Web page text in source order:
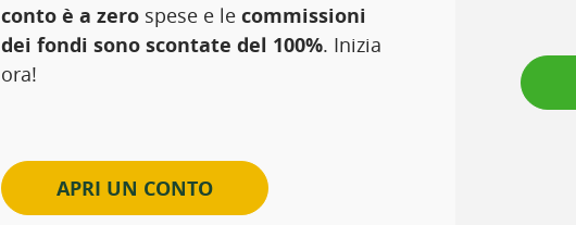
conto è a zero spese e le commissioni
dei fondi sono scontate del 100%. Inizia
ora!
APRI UN CONTO